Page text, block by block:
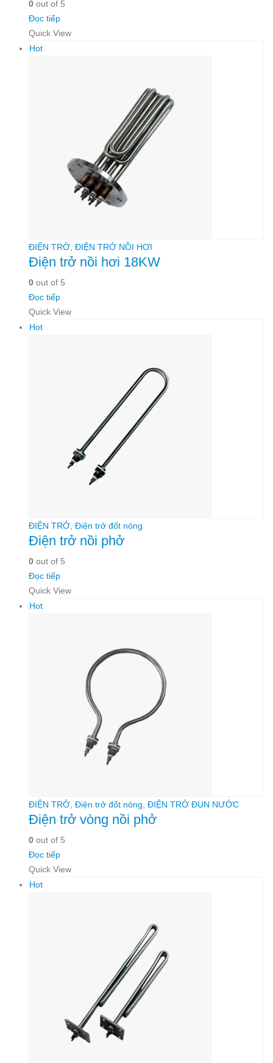
0 out of 5
Đọc tiếp
Quick View
Hot
ĐIỆN TRỞ ĐIỆN TRỞ NỒI HƠI
Điện trở nồi hơi 18KW
0 out of 5
Đọc tiếp
Quick View
Hot
ĐIỆN TRỞ Điện trở đốt nóng
Điện trở nồi phở
0 out of 5
Đọc tiếp
Quick View
Hot
ĐIỆN TRỞ Điện trở đốt nóng ĐIỆN TRỞ ĐUN NƯỚC
Điện trở vòng nồi phở
0 out of 5
Đọc tiếp
Quick View
Hot